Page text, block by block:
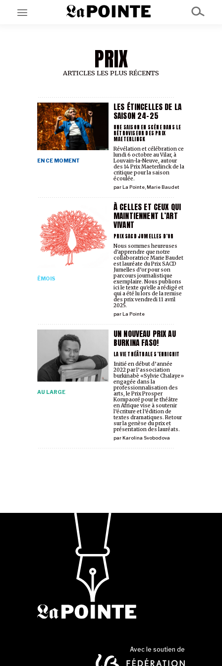
AU LARGE
À PROPOS
NOS PARTENAIRES
PRIX
ARTICLES LES PLUS RÉCENTS
LES ÉTINCELLES DE LA
SAISON 24-25
UNE SAISON EN SCÈNE DANS LE
RÉTROVISEUR DES PRIX
MAETERLINCK
EN CE MOMENT
parLa Pointe,Marie Baudet
Révélation et célébration ce
lundi 6 octobre au Vilar, à
Louvain-la-Neuve, autour
des 14 Prix Maeterlinck de la
critique pour la saison
écoulée.
À CELLES ET CEUX QUI
MAINTIENNENT L’ART
VIVANT
PRIX SACD JUMELLES D’OR
ÉMOIS
parLa Pointe
Nous sommes heureuses
d'apprendre que notre
collaboratrice Marie Baudet
est lauréate du Prix SACD
Jumelles d’or pour son
parcours journalistique
exemplaire. Nous publions
ici le texte qu'elle a rédigé et
qui a été lu lors de la remise
des prix vendredi 11 avril
2025.
UN NOUVEAU PRIX AU
BURKINA FASO!
LA VIE THÉÂTRALE S’ENRICHIT
AU LARGE
parKarolina Svobodova
Initié en début d’année
2022 par l’association
burkinabè «Sylvie Chalaye»
engagée dans la
professionnalisation des
arts, le Prix Prosper
Kompaoré pour le théâtre
en Afrique vise à soutenir
l’écriture et l’édition de
textes dramatiques. Retour
sur la genèse du prix et
présentation des lauréats.
Avec le soutien de